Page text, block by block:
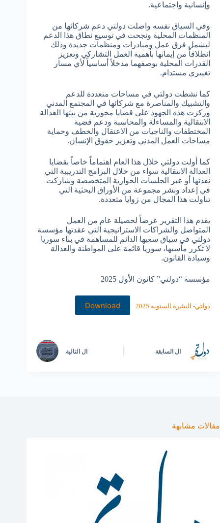
وإنسانية واجتماعية.
وفي السياق نفسه واصلت دولتي دعم شركائها من
المنظمات المحلية ونجحت في توسيع نطاق هذا الدعم
ليشمل فرق عمل ومبادرات ومنظمات جديدة وذلك
انطلاقاً من إيمانها بأهمية العمل التشاركي وتعزيز
القدرات المحلية بوصفهما مدخلاً أساسياً لأي مسار
تغييري مستدام.
كما نشطت دولتي في مساحات متعددة للدعم
والتشبيك والمناصرة مع شركائها في المجتمع المدني
وركزت هذه الجهود على قضايا محورية من بينها العدالة
الانتقالية والمساءلة والمحاسبة ودعم قضية
المختطفات والناجيات من الاعتقال والخطف وحماية
مساحات العمل المدني وتعزيز حقوق الإنسان.
كما أولت دولتي خلال هذا العام اهتماماً خاصاً بقضايا
العدالة الانتقالية سواء من خلال البرامج التدريبية التي
نفذتها أو عبر الجلسات الحوارية المتخصصة وشاركت
في إعداد ونشر مجموعة من الأوراق البحثية التي
تناولت هذا المجال من زوايا متعددة.
يقدم هذا التقرير عرضاً لحصيلة عام من العمل
المتواصل والشراكات الاستراتيجية التي عقدتها مؤسسة
دولتي في سياق سعيها الدائم للمساهمة في بناء سوريا
لا تكرر مآسيها، سوريا قائمة على المواطنة والعدالة
وسيادة القانون.
مؤسسة “دولتي” كانون الأول 2025
دولتي- النشرة السنوية 2025 Download
ال السابقة ال التالية
مقالات مشابهة